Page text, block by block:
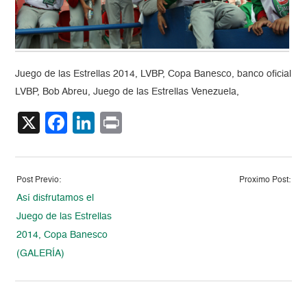
Juego de las Estrellas 2014, LVBP, Copa Banesco, banco oficial
LVBP, Bob Abreu, Juego de las Estrellas Venezuela,
X Facebook
LinkedIn
Post Previo:
Así disfrutamos el
Juego de las Estrellas
2014, Copa Banesco
(GALERÍA)
Proximo Post: